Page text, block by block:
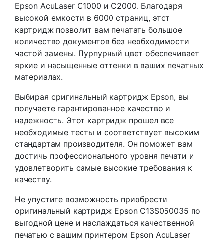
Epson AcuLaser C1000 и C2000. Благодаря
высокой емкости в 6000 страниц, этот
картридж позволит вам печатать большое
количество документов без необходимости
частой замены. Пурпурный цвет обеспечивает
яркие и насыщенные оттенки в ваших печатных
материалах.
Выбирая оригинальный картридж Epson, вы
получаете гарантированное качество и
надежность. Этот картридж прошел все
необходимые тесты и соответствует высоким
стандартам производителя. Он поможет вам
достичь профессионального уровня печати и
удовлетворить самые высокие требования к
качеству.
Не упустите возможность приобрести
оригинальный картридж Epson C13S050035 по
выгодной цене и наслаждаться качественной
печатью с вашим принтером Epson AcuLaser